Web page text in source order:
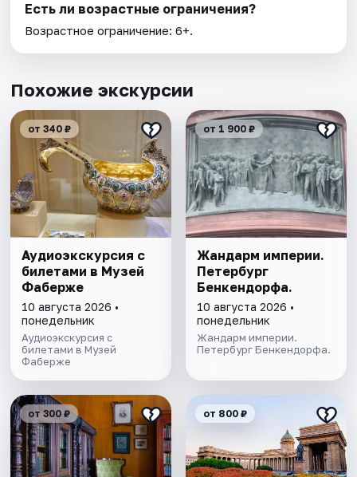
Есть ли возрастные ограничения?
Возрастное ограничение: 6+.
Похожие экскурсии
от 340 ₽
Аудиоэкскурсия с
билетами в Музей
Фаберже
10 августа 2026 •
понедельник
Аудиоэкскурсия с
билетами в Музей
Фаберже
от 1 900 ₽
Жандарм империи.
Петербург
Бенкендорфа.
10 августа 2026 •
понедельник
Жандарм империи.
Петербург Бенкендорфа.
от 300 ₽ от 800 ₽